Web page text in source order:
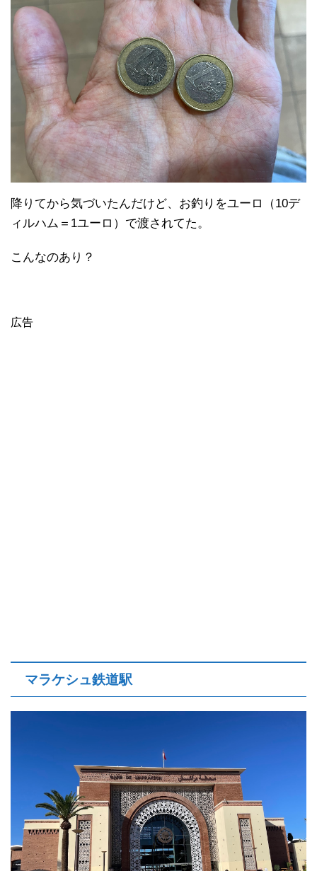
降りてから気づいたんだけど、お釣りをユーロ（10デ
ィルハム＝1ユーロ）で渡されてた。
こんなのあり？
広告
マラケシュ鉄道駅